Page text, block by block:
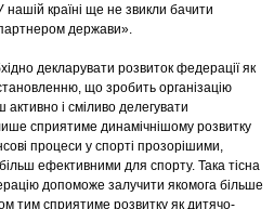
нашій країні ще не звикли бачити
держави».
декларувати розвиток федерації як
становленню, що зробить організацію
і сміливо делегувати
сприятиме динамічнішому розвитку
процеси у спорті прозорішими,
ефективними для спорту. Така тісна
допоможе залучити якомога більше
тим сприятиме розвитку як дитячо-